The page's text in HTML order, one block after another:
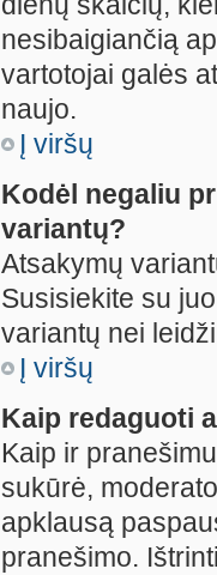
nesibaigiančią
vartotojai galės
naujo.
Į viršų
Kodėl negaliu
variantų?
Atsakymų
Susisiekite su
variantų nei
Į viršų
Kaip redaguoti
Kaip ir
sukūrė,
apklausą
pranešimo.